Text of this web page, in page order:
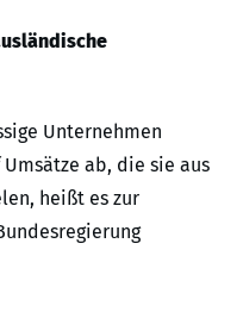
Unternehmen
ab, die sie aus
heißt es zur